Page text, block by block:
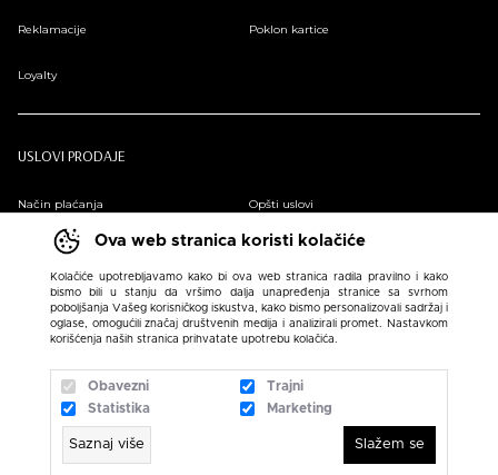
Ova web stranica koristi kolačiće
Kolačiće upotrebljavamo kako bi ova web stranica radila pravilno i kako
bismo bili u stanju da vršimo dalja unapređenja stranice sa svrhom
poboljšanja Vašeg korisničkog iskustva, kako bismo personalizovali sadržaj i
oglase, omogućili značaj društvenih medija i analizirali promet. Nastavkom
korišćenja naših stranica prihvatate upotrebu kolačića.
Obavezni
Trajni
Statistika
Marketing
Saznaj više Slažem se
Reklamacije Poklon kartice
Loyalty
USLOVI PRODAJE
Način plaćanja Opšti uslovi
Plaćanje na rate Pravilnik o zaštiti podataka o ličnosti
Sindikalna prodaja